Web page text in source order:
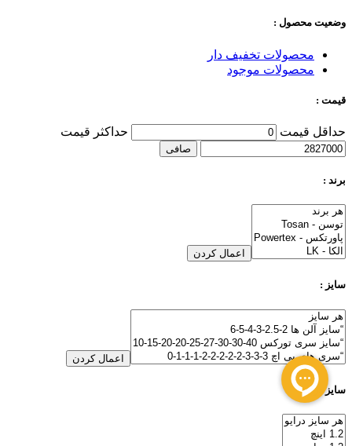
وضعیت محصول :
محصولات تخفیف دار
محصولات موجود
قیمت :
حداقل قیمت حداكثر قيمت
صافی
برند :
اعمال کردن
سایز :
اعمال کردن
سایز درایو